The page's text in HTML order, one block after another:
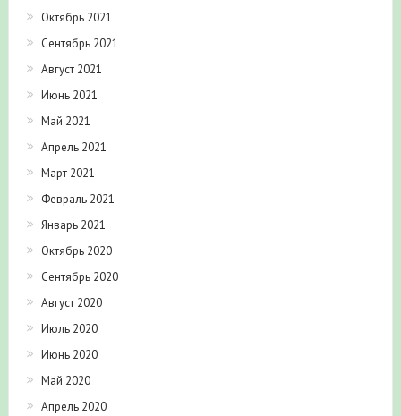
Октябрь 2021
Сентябрь 2021
Август 2021
Июнь 2021
Май 2021
Апрель 2021
Март 2021
Февраль 2021
Январь 2021
Октябрь 2020
Сентябрь 2020
Август 2020
Июль 2020
Июнь 2020
Май 2020
Апрель 2020